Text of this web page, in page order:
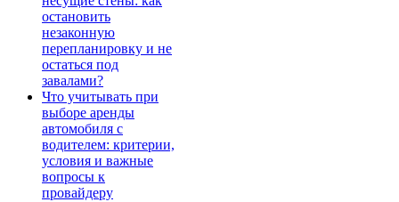
остановить
незаконную
перепланировку и не
остаться под
завалами?
Что учитывать при
выборе аренды
автомобиля с
водителем: критерии,
условия и важные
вопросы к
провайдеру